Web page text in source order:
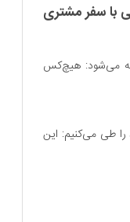
با سفر مشتری
می‌شود: هیچ‌کس
را طی می‌کنیم: این